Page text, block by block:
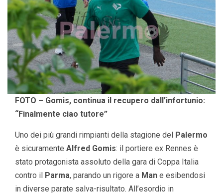
FOTO – Gomis, continua il recupero dall’infortunio:
“Finalmente ciao tutore”
Uno dei più grandi rimpianti della stagione del Palermo
è sicuramente Alfred Gomis: il portiere ex Rennes è
stato protagonista assoluto della gara di Coppa Italia
contro il Parma, parando un rigore a Man e esibendosi
in diverse parate salva-risultato. All’esordio in